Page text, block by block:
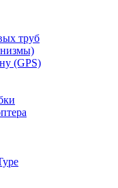
труб
(GPS)